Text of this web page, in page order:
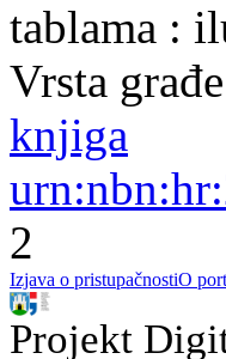
tablama :
Vrsta građe
knjiga
2
Izjava o pristupačnostiO
Projekt